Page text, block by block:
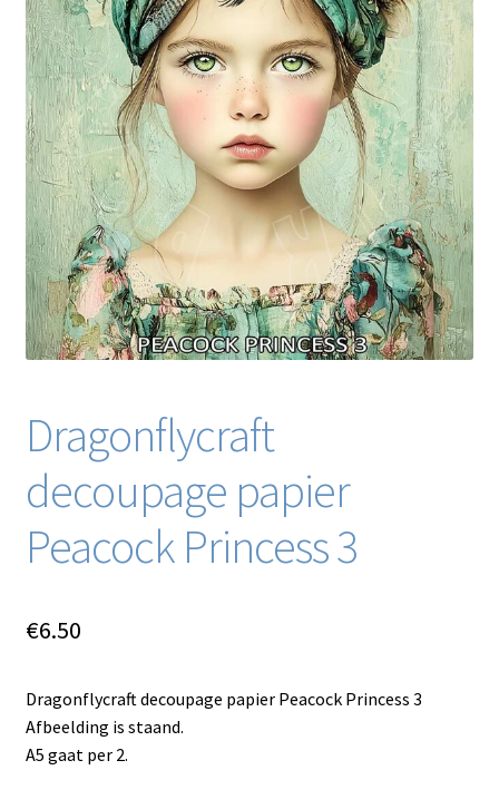
Dragonflycraft
decoupage papier
Peacock Princess 3
€6.50
Dragonflycraft decoupage papier Peacock Princess 3
Afbeelding is staand.
A5 gaat per 2.